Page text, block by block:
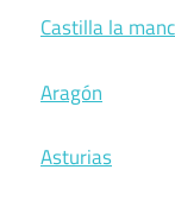
Castilla la
Aragón
Asturias